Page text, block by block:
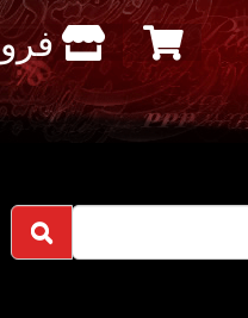
فروشگاه